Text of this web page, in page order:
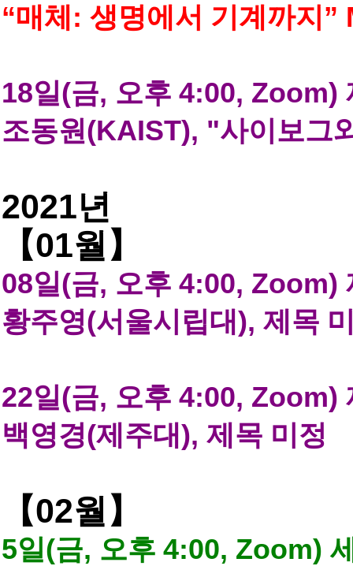
“매체 : 생명에서 기계까지 ”
18일(금, 오후 4:00, Zoom)
조동원(KAIST), "사이보그
2021년
【01월 】
08일(금, 오후 4:00, Zoom)
황주영(서울시립대), 제목
22일(금, 오후 4:00, Zoom)
백영경(제주대), 제목 미정
【02월 】
5일(금, 오후 4:00, Zoom)